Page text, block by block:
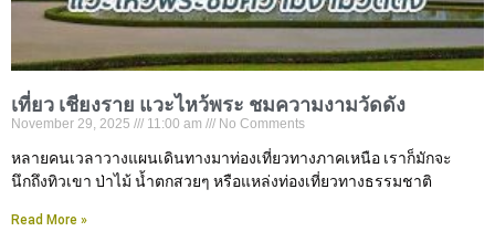
เที่ยว เชียงราย แวะไหว้พระ ชมความงามวัดดัง
November 29, 2025 11:00 am No Comments
หลายคนเวลาวางแผนเดินทางมาท่องเที่ยวทางภาคเหนือ เราก็มักจะ
นึกถึงทิวเขา ป่าไม้ น้ำตกสวยๆ หรือแหล่งท่องเที่ยวทางธรรมชาติ
Read More »